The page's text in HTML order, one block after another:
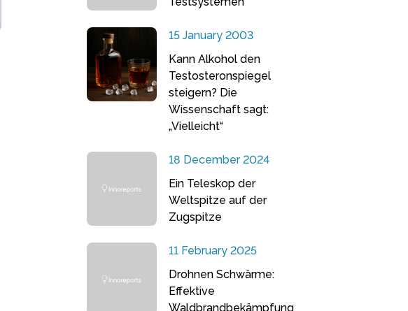
15 January 2003
Kann Alkohol den
Testosteronspiegel
steigern? Die
Wissenschaft sagt:
„Vielleicht“
18 December 2024
Ein Teleskop der
Weltspitze auf der
Zugspitze
11 February 2025
Drohnen Schwärme:
Effektive
Waldbrandbekämpfung